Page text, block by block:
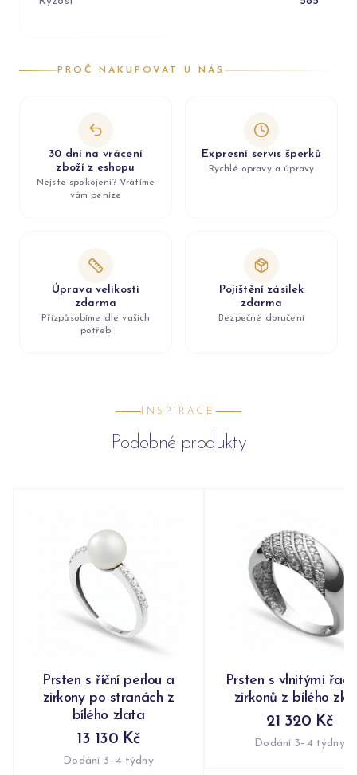
PROČ NAKUPOVAT U NÁS
30 dní na vrácení
zboží z eshopu
Nejste spokojeni? Vrátíme
vám peníze
Expresní servis šperků
Rychlé opravy a úpravy
Úprava velikosti
zdarma
Přizpůsobíme dle vašich
potřeb
Pojištění zásilek
zdarma
Bezpečné doručení
INSPIRACE
Podobné produkty
Prsten s říční perlou a
zirkony po stranách z
bílého zlata
13 130 Kč
Dodání 3–4 týdny
Prsten s vlnitými
zirkonů z bílého
21 320 Kč
Dodání 3–4 týdny